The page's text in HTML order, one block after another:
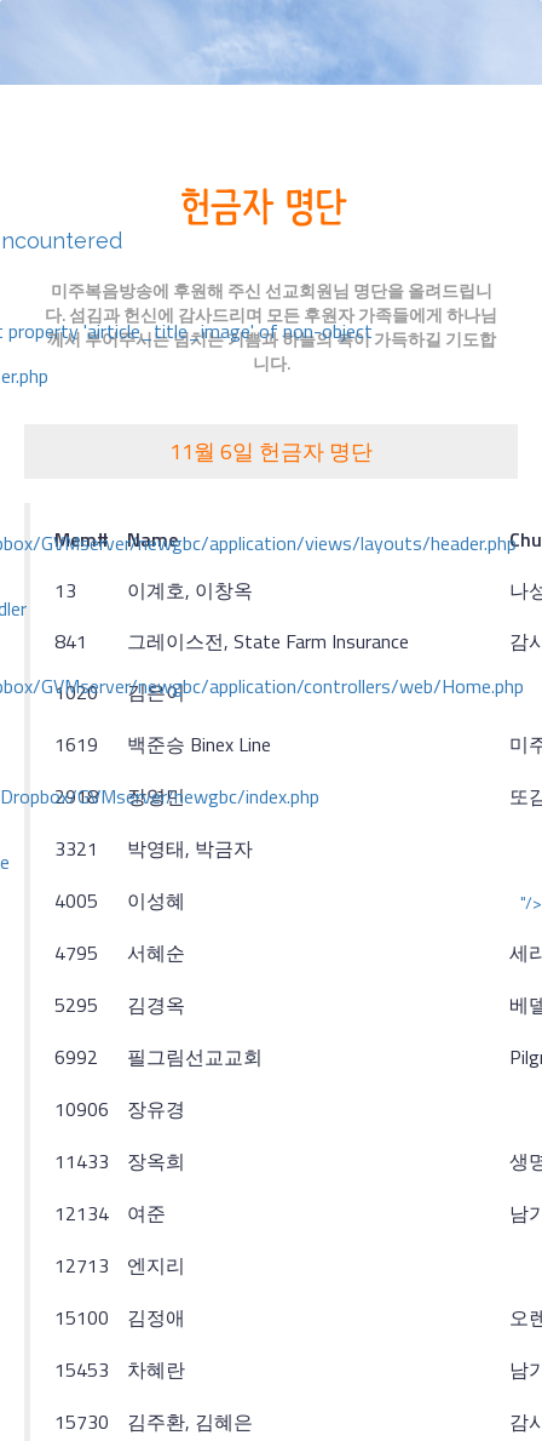
property 'airticle_title_image' of non-object
GVMserver/newgbc/application/views/layouts/header.php
GVMserver/newgbc/application/controllers/web/Home.php
GVMserver/newgbc/index.php
"/>
미주복음방송에 후원해 주신 선교회원님 명단을 올려드립니
다. 섬김과 헌신에 감사드리며 모든 후원자 가족들에게 하나님
께서 부어주시는 넘치는 기쁨과 하늘의 복이 가득하길 기도합
니다.
11월 6일 헌금자 명단
Mem# Name
13
이계호, 이창옥
나
841
그레이스전, State Farm Insurance
감
1020
김은이
1619
백준승 Binex Line
미
2918
장영민
또
3321
박영태, 박금자
4005
이성혜
4795
서혜순
세
5295
김경옥
베
6992
필그림선교교회
10906
장유경
11433
장옥희
생
12134
여준
남
12713
엔지리
15100
김정애
오
15453
차혜란
남
15730
김주환, 김혜은
감